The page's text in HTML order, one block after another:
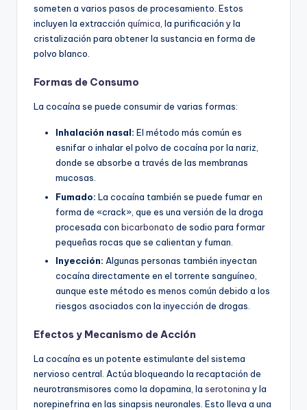
someten a varios pasos de procesamiento. Estos
incluyen la extracción química, la purificación y la
cristalización para obtener la sustancia en forma de
polvo blanco.
Formas de Consumo
La cocaína se puede consumir de varias formas:
Inhalación nasal: El método más común es
esnifar o inhalar el polvo de cocaína por la nariz,
donde se absorbe a través de las membranas
mucosas.
Fumado: La cocaína también se puede fumar en
forma de «crack», que es una versión de la droga
procesada con bicarbonato de sodio para formar
pequeñas rocas que se calientan y fuman.
Inyección: Algunas personas también inyectan
cocaína directamente en el torrente sanguíneo,
aunque este método es menos común debido a los
riesgos asociados con la inyección de drogas.
Efectos y Mecanismo de Acción
La cocaína es un potente estimulante del sistema
nervioso central. Actúa bloqueando la recaptación de
neurotransmisores como la dopamina, la serotonina y la
norepinefrina en las sinapsis neuronales. Esto lleva a una